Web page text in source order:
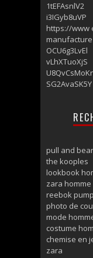
1tEFAsnlV2
i3IGyb8uVP
https://www
manufacture
OCU6g3LvEl
vLhXTuoXjS
SG2AvaSK5Y
pull and bear
the kooples
lookbook
zara homme
reebok pump
photo de
mode
costume
chemise en
zara